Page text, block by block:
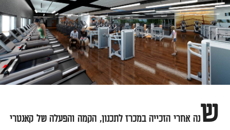
שנה אחרי הזכייה במכרז לתכנון, הקמה והפעלה של קאנטרי